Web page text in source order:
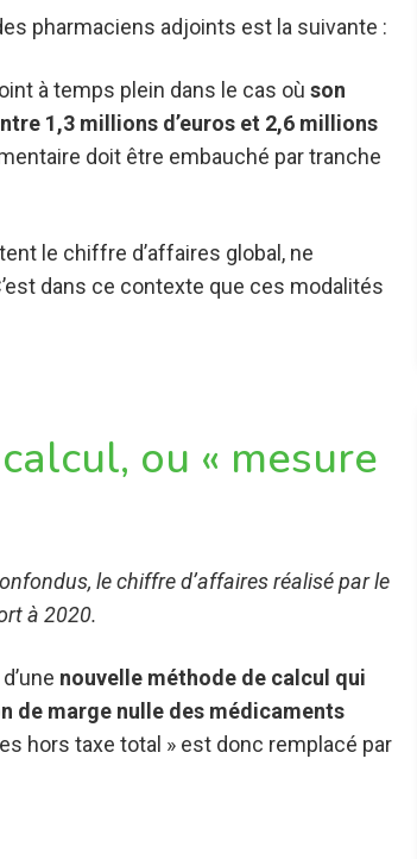
pharmaciens adjoints est la suivante :
à temps plein dans le cas où son
1,3 millions d’euros et 2,6 millions
doit être embauché par tranche
le chiffre d’affaires global, ne
dans ce contexte que ces modalités
ou « mesure
le chiffre d’affaires réalisé par le
à 2020.
nouvelle méthode de calcul qui
de marge nulle des médicaments
hors taxe total » est donc remplacé par